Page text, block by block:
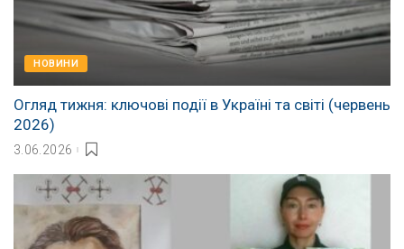
НОВИНИ
Огляд тижня: ключові події в Україні та світі (червень
2026)
3.06.2026